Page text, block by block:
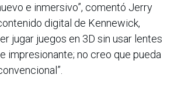
e inmersivo”, comentó Jerry
digital de Kennewick,
jugar juegos en 3D sin usar lentes
impresionante; no creo que pueda